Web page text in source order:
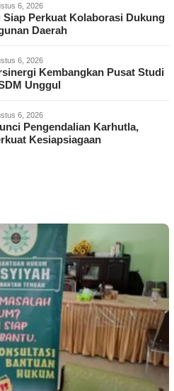
6, 2026
Perkuat Kolaborasi Dukung
Daerah
6, 2026
Kembangkan Pusat Studi
Unggul
6, 2026
Pengendalian Karhutla,
Kesiapsiagaan